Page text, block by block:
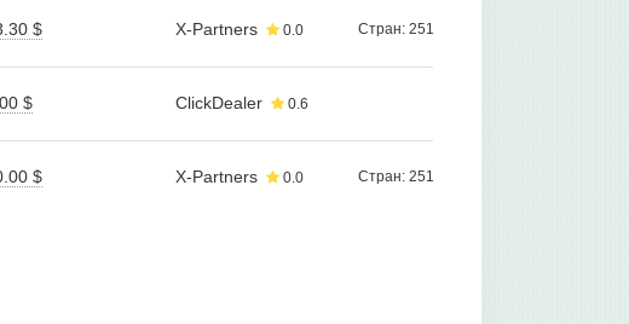
$ X-Partners 0.0 Стран: 251
$ ClickDealer 0.6
$ X-Partners 0.0 Стран: 251